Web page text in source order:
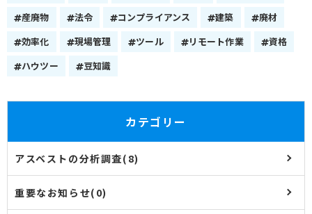
産廃物
法令 コンプライアンス 建築
廃材
効率化
現場管理 ツール リモート作業
資格
ハウツー
豆知識
カテゴリー
アスベストの分析調査(8)
重要なお知らせ(0)